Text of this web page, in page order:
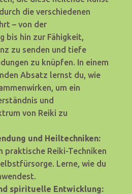
die verschiedenen
– von der
bis hin zur Fähigkeit,
zu senden und tiefe
zu knüpfen. In einem
Absatz lernst du, wie
um ein
und
von Reiki zu
und Heiltechniken:
praktische Reiki-Techniken
Lerne, wie du
spirituelle Entwicklung: